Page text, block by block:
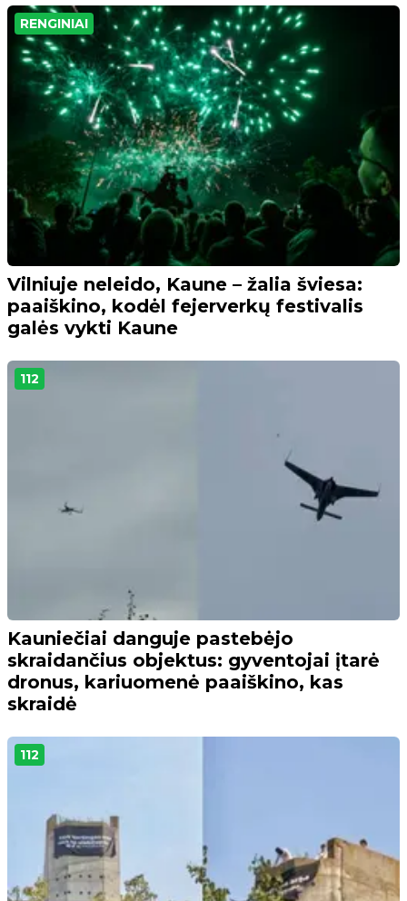
RENGINIAI
Vilniuje neleido, Kaune – žalia šviesa:
paaiškino, kodėl fejerverkų festivalis
galės vykti Kaune
112
Kauniečiai danguje pastebėjo
skraidančius objektus: gyventojai įtarė
dronus, kariuomenė paaiškino, kas
skraidė
112